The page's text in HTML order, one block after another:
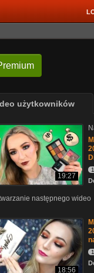
użytkowników
19:27
następnego wideo
18:56